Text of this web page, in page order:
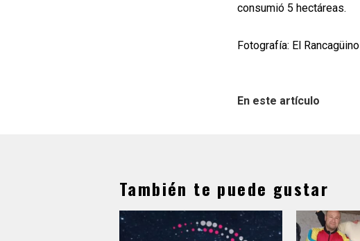
consumió 5 hectáreas.
Fotografía: El Rancagüino
En este artículo
También te puede gustar